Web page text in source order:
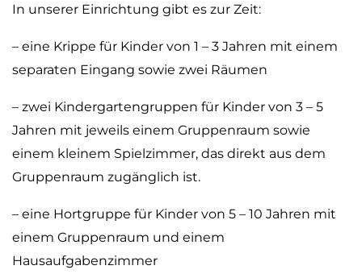
In unserer Einrichtung gibt es zur Zeit:
– eine Krippe für Kinder von 1 – 3 Jahren mit einem
separaten Eingang sowie zwei Räumen
– zwei Kindergartengruppen für Kinder von 3 – 5
Jahren mit jeweils einem Gruppenraum sowie
einem kleinem Spielzimmer, das direkt aus dem
Gruppenraum zugänglich ist.
– eine Hortgruppe für Kinder von 5 – 10 Jahren mit
einem Gruppenraum und einem
Hausaufgabenzimmer